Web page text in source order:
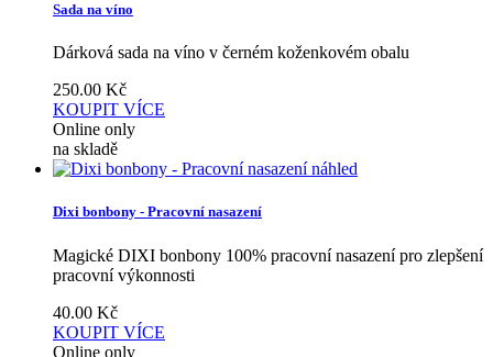
Sada na víno
Dárková sada na víno v černém koženkovém obalu
250.00 Kč
KOUPIT VÍCE
Online only
na skladě
náhled
Dixi bonbony - Pracovní nasazení
Magické DIXI bonbony 100% pracovní nasazení pro zlepšení
pracovní výkonnosti
40.00 Kč
KOUPIT VÍCE
Online only